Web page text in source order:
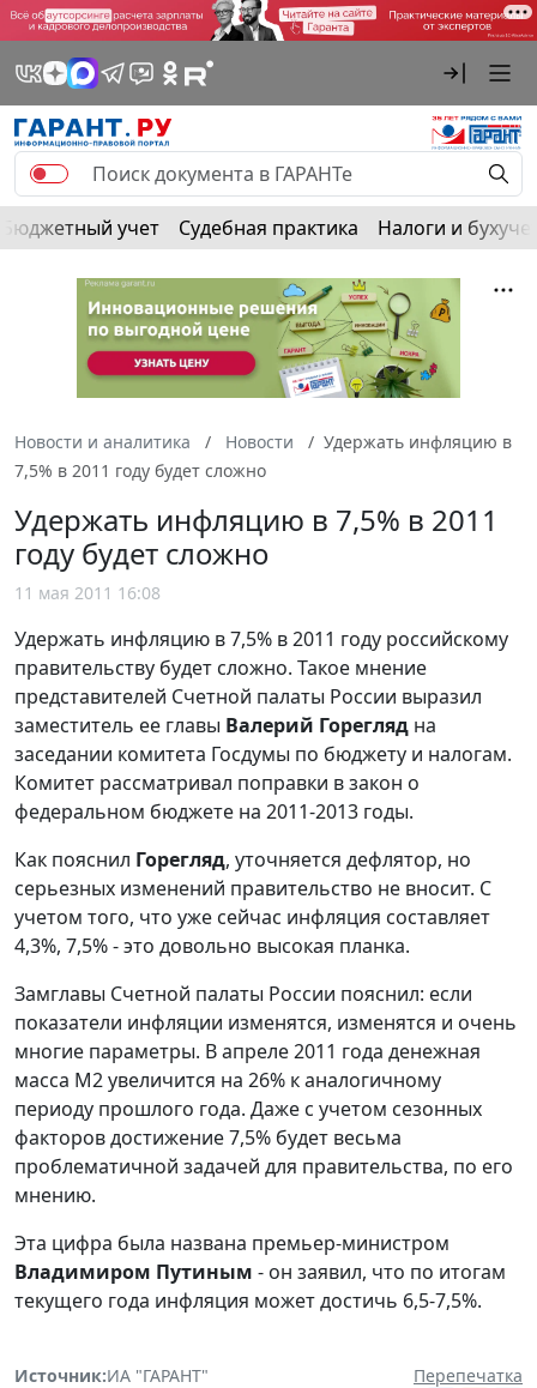
Бюджетный учет Судебная практика Налоги и
Новости и аналитика Новости
Удержать инфляцию в
7,5% в 2011 году будет сложно
Удержать инфляцию в 7,5% в 2011
году будет сложно
11 мая 2011 16:08
Удержать инфляцию в 7,5% в 2011 году российскому
правительству будет сложно. Такое мнение
представителей Счетной палаты России выразил
заместитель ее главы Валерий Горегляд на
заседании комитета Госдумы по бюджету и налогам.
Комитет рассматривал поправки в закон о
федеральном бюджете на 2011-2013 годы.
Как пояснил Горегляд, уточняется дефлятор, но
серьезных изменений правительство не вносит. С
учетом того, что уже сейчас инфляция составляет
4,3%, 7,5% - это довольно высокая планка.
Замглавы Счетной палаты России пояснил: если
показатели инфляции изменятся, изменятся и очень
многие параметры. В апреле 2011 года денежная
масса М2 увеличится на 26% к аналогичному
периоду прошлого года. Даже с учетом сезонных
факторов достижение 7,5% будет весьма
проблематичной задачей для правительства, по его
мнению.
Эта цифра была названа премьер-министром
Владимиром Путиным - он заявил, что по итогам
текущего года инфляция может достичь 6,5-7,5%.
Источник:ИА "ГАРАНТ"
Перепечатка